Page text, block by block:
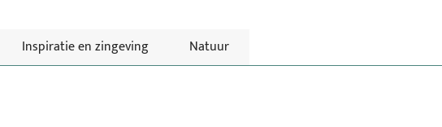
Inspiratie en zingeving Natuur